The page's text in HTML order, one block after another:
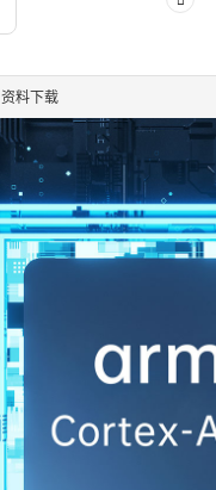
资料下载